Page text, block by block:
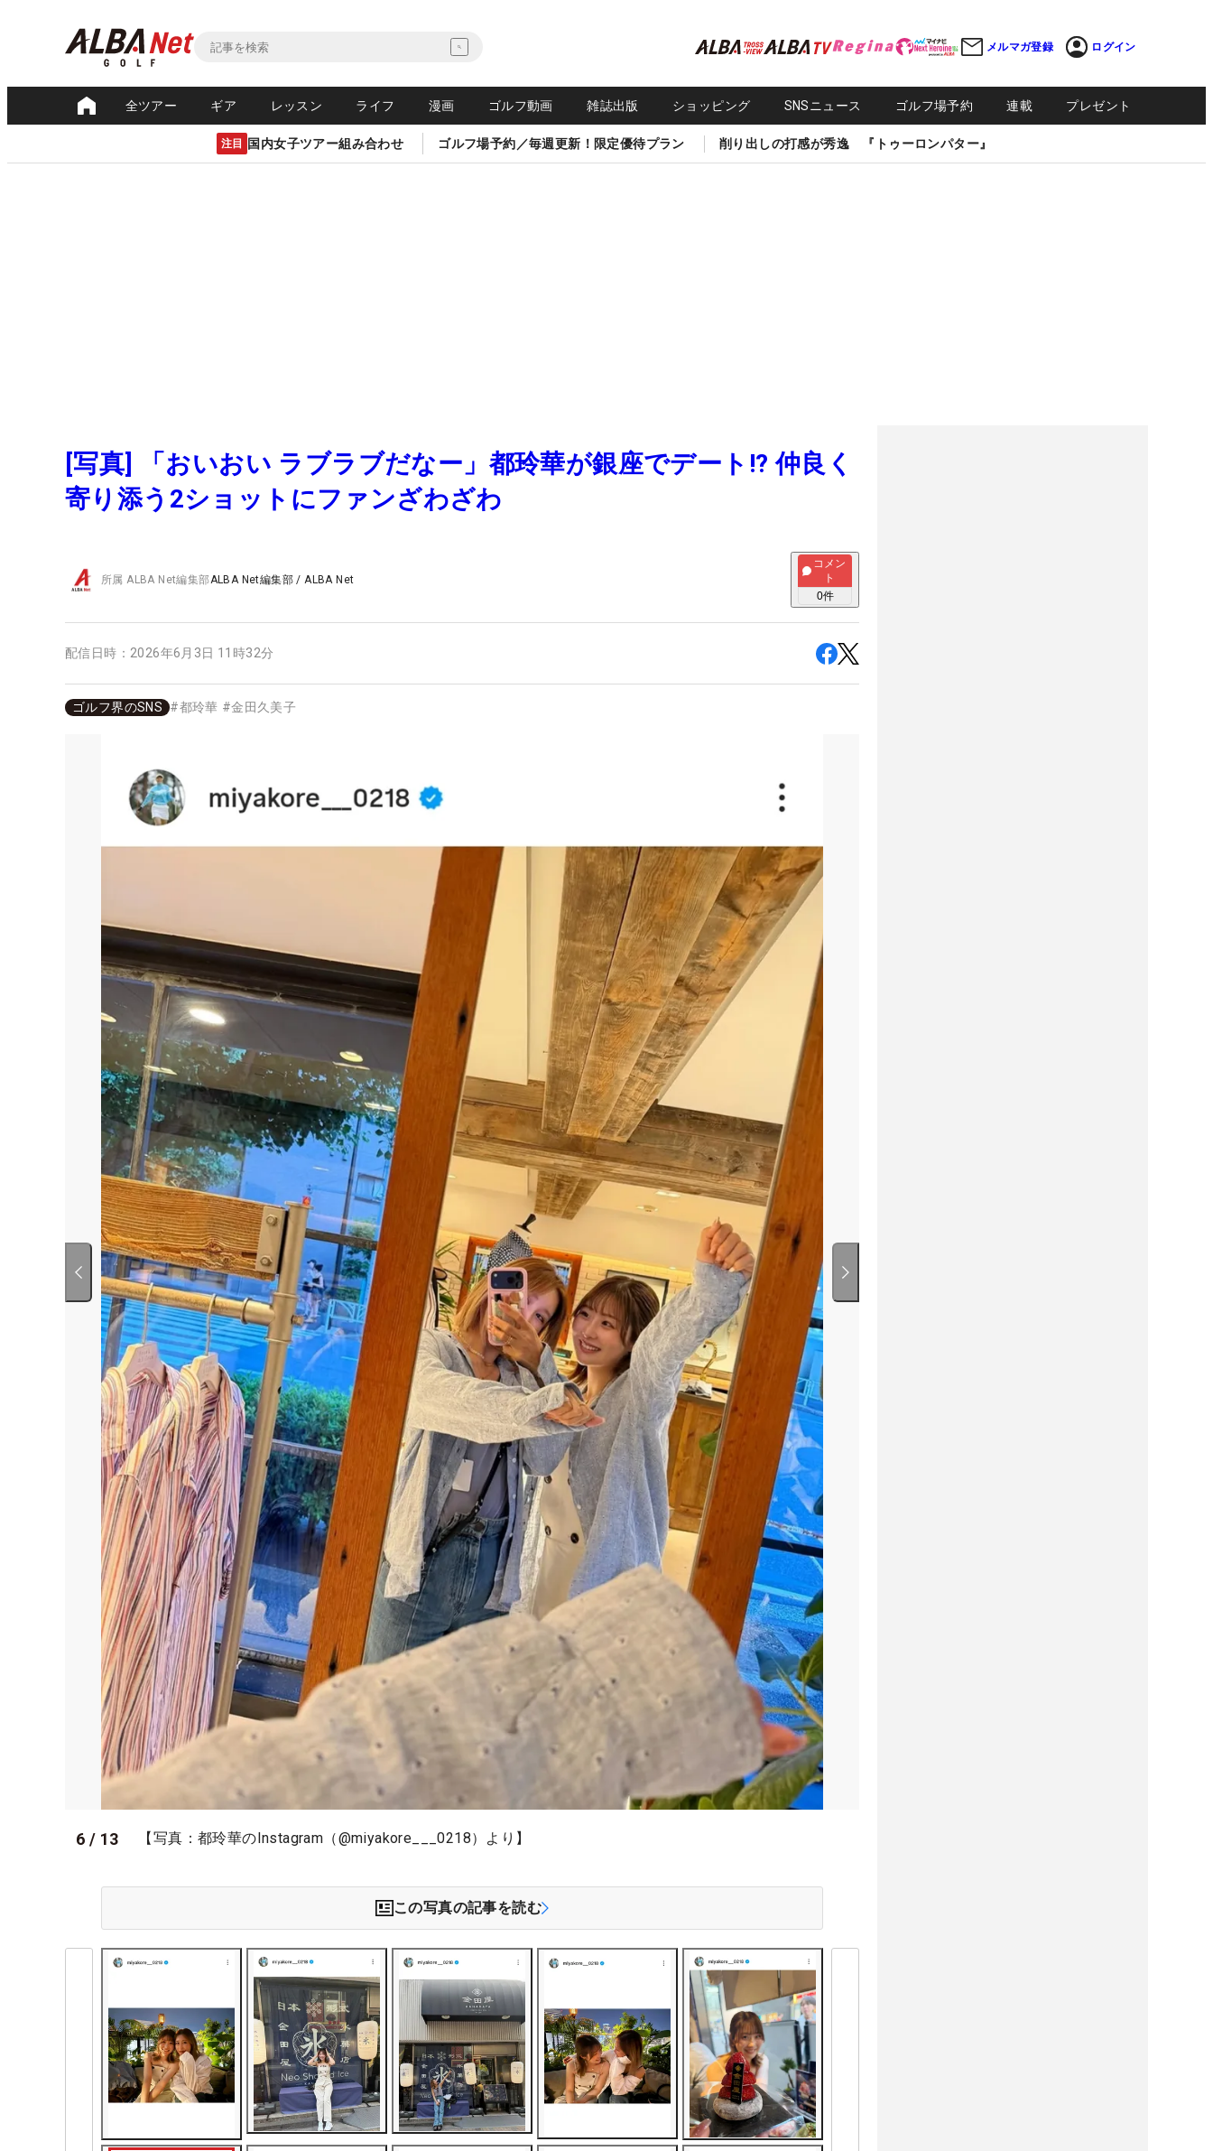
メルマガ登録 ログイン
全ツアー ギア レッスン ライフ 漫画 ゴルフ動画 雑誌出版 ショッピング SNSニュース ゴルフ場予約 連載 プレゼント
注目 国内女子ツアー組み合わせ ゴルフ場予約／毎週更新！限定優待プラン 削り出しの打感が秀逸 『トゥーロンパター』
[写真] 「おいおい ラブラブだなー」都玲華が銀座でデート!? 仲良く
寄り添う2ショットにファンざわざわ
所属ALBA Net編集部ALBA Net編集部 /ALBA Net
コメン
ト
0件
配信日時： 2026年6月3日 11時32分
ゴルフ界のSNS #都玲華 #金田久美子
6 / 13 【写真：都玲華のInstagram（@miyakore___0218）より】
この写真の記事を読む